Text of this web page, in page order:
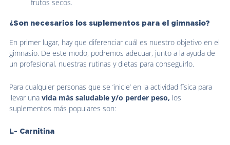
frutos secos.
¿Son necesarios los suplementos para el gimnasio?
En primer lugar, hay que diferenciar cuál es nuestro objetivo en el
gimnasio. De este modo, podremos adecuar, junto a la ayuda de
un profesional, nuestras rutinas y dietas para conseguirlo.
Para cualquier personas que se ‘inicie’ en la actividad física para
llevar una vida más saludable y/o perder peso, los
suplementos más populares son:
L- Carnitina